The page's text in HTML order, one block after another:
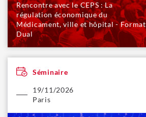
Rencontre avec le CEPS : La
régulation économique du
Médicament, ville et hôpital - Format
Dual
Séminaire
19/11/2026
Paris